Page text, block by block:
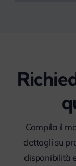
Compila il
dettagli su
disponibilità